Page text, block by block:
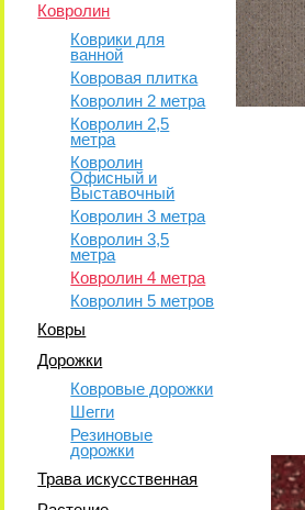
Ковролин
Коврики для
ванной
Ковровая плитка
Ковролин 2 метра
Ковролин 2,5
метра
Ковролин
Офисный и
Выставочный
Ковролин 3 метра
Ковролин 3,5
метра
Ковролин 4 метра
Ковролин 5 метров
Ковры
Дорожки
Ковровые дорожки
Шегги
Резиновые
дорожки
Трава искусственная